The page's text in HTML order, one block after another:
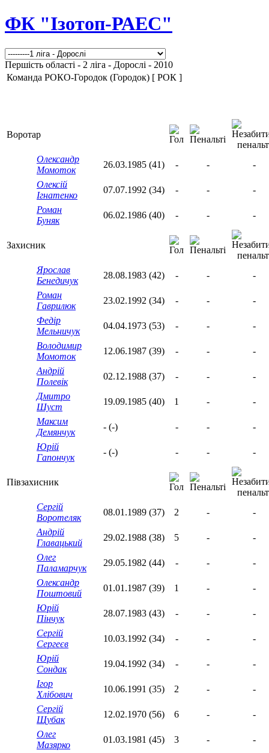
ФК "Ізотоп-РАЕС"
Першість області - 2 ліга - Дорослі - 2010
Команда РОКО-Городок (Городок) [ РОК ]
Воротар
Олександр
Момоток
26.03.1985 (41) - -
-
Олексій
Ігнатенко
07.07.1992 (34) - -
-
Роман
Буняк
06.02.1986 (40) - - -
Захисник
Ярослав
Бенедичук
28.08.1983 (42) - -
-
Роман
Гаврилюк
23.02.1992 (34) - -
-
Федір
Мельничук
04.04.1973 (53) - -
-
Володимир
Момоток
12.06.1987 (39) - -
-
Андрій
Полевік
02.12.1988 (37) - -
-
Дмитро
Шуст
19.09.1985 (40) 1 -
-
Максим
Демянчук
- (-) - -
-
Юрій
Гапончук
- (-) - - -
Півзахисник
Сергій
Воротеляк
08.01.1989 (37) 2 -
-
Андрій
Главацький
29.02.1988 (38) 5 -
-
Олег
Паламарчук
29.05.1982 (44) - -
-
Олександр
Поштовий
01.01.1987 (39) 1 -
-
Юрій
Пінчук
28.07.1983 (43) - -
-
Сергій
Сергеєв
10.03.1992 (34) - -
-
Юрій
Сондак
19.04.1992 (34) - -
-
Ігор
Хлібович
10.06.1991 (35) 2 -
-
Сергій
Щубак
12.02.1970 (56) 6 -
-
Олег
Мазярко
01.03.1981 (45) 3 -
-